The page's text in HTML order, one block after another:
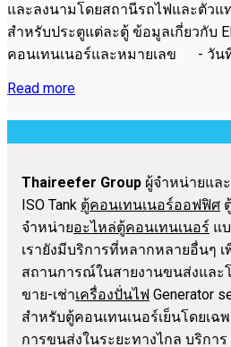
และลงนามโดยสถานีรถไฟและตัว
สำหรับประตูแต่ละตู้ ข้อมูลเกี่ยวกั
คอนเทนเนอร์และหมายเลข - วัน
Read more
Thaireefer Group ผู้จำหน่ายและ
ISO Tank ตู้คอนเทนเนอร์ออฟฟิศ
จำหน่ายอะไหล่ตู้คอนเทนเนอร์ แ
เรายังมีบริการที่หลากหลายอื่นๆ
สถานการณ์ในสายงานขนส่งและ
ขาย-เช่าเครื่องปั่นไฟ Generator
สำหรับตู้คอนเทนเนอร์เย็นโดยเฉ
การขนส่งในระยะทางไกล บริการ